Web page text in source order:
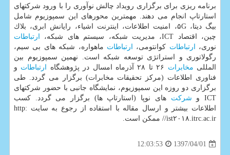
برنامه ریزی برای برگزاری رویداد چالش نوآوری را با ورود شركتهای
استارتاپ انجام می دهند. مهمترین محورهای این سمپوزیوم شامل
بیگ دیتا، ۵G، امنیت اطلاعات، اینترنت اشیاء، رایانش ابری، بلاك
چین، اقتصاد ICT، مدیریت شبكه، سیستم های شبكه،
ارتباطات
نوری، ارتباطات كوانتومی، ارتباطات ماهواره، شبكه های بی سیم،
رگولاتوری و استراتژی توسعه شبكه است. نهمین سمپوزیوم بین
المللی مخابرات ارتباطات و
فناوری اطلاعات (مركز تحقیقات مخابرات) برگزار می گردد. طی
برگزاری دو روزه این سمپوزیوم، نمایشگاه جانبی با حضور شركتهای
ICT و
شركت های نوپا (استارتاپ ها) برگزار می گردد. كسب
اطلاعات بیشتر و ارسال مقاله با استفاده از رجوع به سایت http:
//ist۲۰۱۸.itrc.ac.ir ممكن است.
1397/04/01
12:03:53